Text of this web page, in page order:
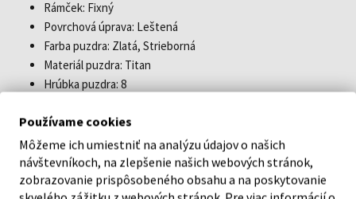
Rámček: Fixný
Povrchová úprava: Leštená
Farba puzdra: Zlatá, Strieborná
Materiál puzdra: Titan
Hrúbka puzdra: 8
Šírka puzdra: 20
Zadná časť puzdra: lisovaná, titánová spodná časť
Pohlavie: Dámy
Sklo: tvrdené, Minerálne sklo
Používame cookies
Môžeme ich umiestniť na analýzu údajov o našich
návštevníkoch, na zlepšenie našich webových stránok,
zobrazovanie prispôsobeného obsahu a na poskytovanie